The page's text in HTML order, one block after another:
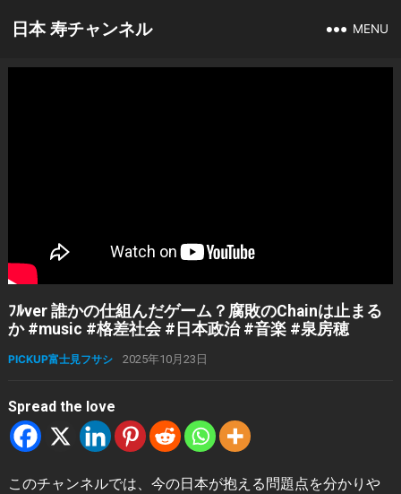
日本 寿チャンネル MENU
ﾌﾙver 誰かの仕組んだゲーム？腐敗のChainは止まる
か #music #格差社会 #日本政治 #音楽 #泉房穂
PICKUP富士見フサシ 2025年10月23日
Spread the love
このチャンネルでは、今の日本が抱える問題点を分かりや